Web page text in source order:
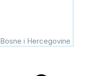
i Hercegovine